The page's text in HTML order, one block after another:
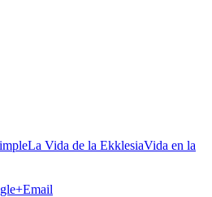
La Vida de la EkklesiaVida en la
Email